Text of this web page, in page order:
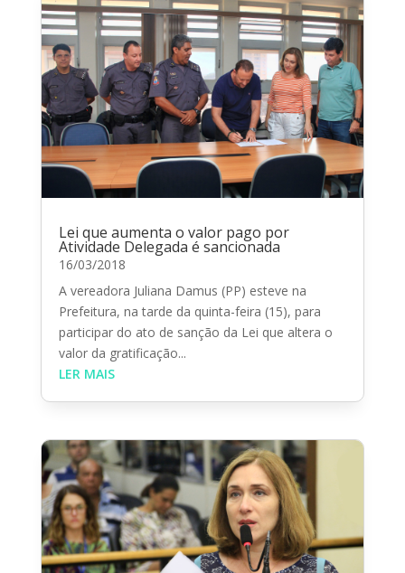
Lei que aumenta o valor pago por
Atividade Delegada é sancionada
16/03/2018
A vereadora Juliana Damus (PP) esteve na
Prefeitura, na tarde da quinta-feira (15), para
participar do ato de sanção da Lei que altera o
valor da gratificação...
LER MAIS